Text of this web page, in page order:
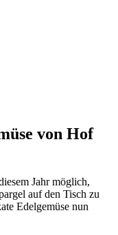
von Hof
Jahr möglich,
auf den Tisch zu
Edelgemüse nun